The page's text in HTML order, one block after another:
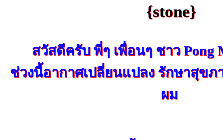
{stone}
สวัสดีครับ พี่ๆ เพื่อนๆ ชาว Pong
ช่วงนี้อากาศเปลี่ยนแปลง รักษาสุข
ผม